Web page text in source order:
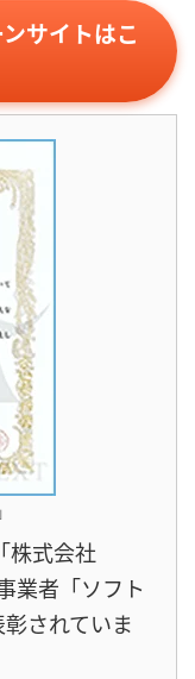
サイトはこ
」
株式会社
業者「ソフト
されていま